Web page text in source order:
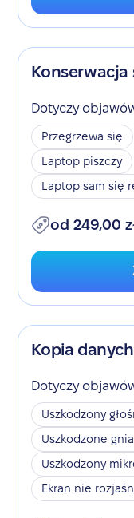
Konserwacja
Dotyczy
Przegrzewa się
Laptop piszczy
Laptop sam się
od 249,00
Kopia danych
Dotyczy
Uszkodzony
Uszkodzone
Uszkodzony
Ekran nie